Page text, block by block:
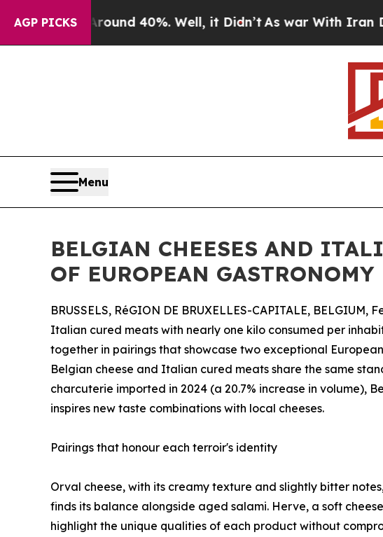
AGP PICKS
Around 40%. Well, it Didn’t As war With Iran Drove
Menu
BELGIAN CHEESES AND
OF EUROPEAN GASTRONOMY
BRUSSELS, RéGION DE BRUXELLES-CAPITALE, BELGIUM,
Italian cured meats with nearly one kilo consumed per
together in pairings that showcase two exceptional
Belgian cheese and Italian cured meats share the same
charcuterie imported in 2024 (a 20.7% increase in volume),
inspires new taste combinations with local cheeses.
Pairings that honour each terroir's identity
Orval cheese, with its creamy texture and slightly bitter
finds its balance alongside aged salami. Herve, a soft
highlight the unique qualities of each product without